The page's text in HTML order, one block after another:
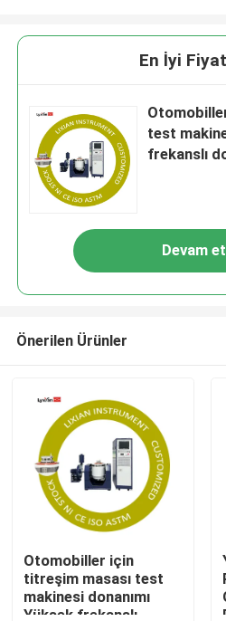
En İyi
test
frekanslı
Devam et
Önerilen Ürünler
Otomobiller için
titreşim masası test
makinesi donanımı
Yüksek frekanslı